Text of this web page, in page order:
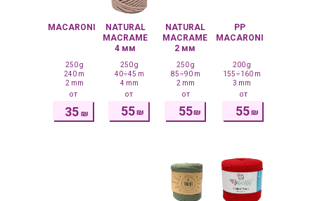
55₪ 55₪ 55₪
250 g
240 m
2 mm
250 g
40÷45 m
4 mm
250 g
85÷90 m
2 mm
200 g
155÷160 m
3 mm
35 ₪
от от от от
NATURAL
MACRAME
4 мм
NATURAL
MACRAME
2 мм
MACARONI
PP
MACARONI